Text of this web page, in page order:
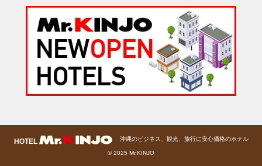
沖縄のビジネス、観光、旅行に安心価格のホテル
© 2025 Mr.KINJO